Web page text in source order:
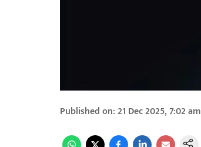
Published on:21 Dec 2025, 7:02 am